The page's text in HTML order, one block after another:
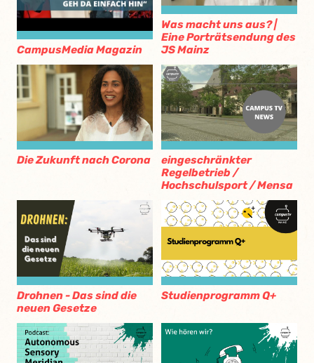
CampusMedia Magazin
Was macht uns aus? |
Eine Porträtsendung des
JS Mainz
Die Zukunft nach Corona
eingeschränkter
Regelbetrieb /
Hochschulsport / Mensa
Drohnen - Das sind die
neuen Gesetze
Studienprogramm Q+